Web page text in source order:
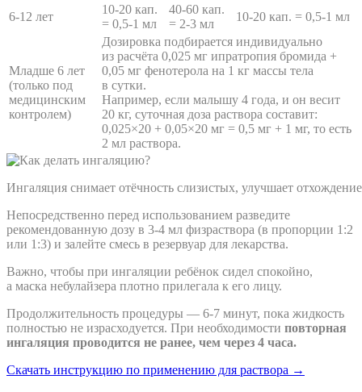
6-12 лет
10-20 кап.
= 0,5-1 мл
40-60 кап.
= 2-3 мл
10-20 кап. = 0,5-1 мл
Младше 6 лет
(только под
медицинским
контролем)
Дозировка подбирается индивидуально
из расчёта 0,025 мг ипратропия бромида +
0,05 мг фенотерола на 1 кг массы тела
в сутки.
Например, если малышу 4 года, и он весит
20 кг, суточная доза раствора составит:
0,025×20 + 0,05×20 мг = 0,5 мг + 1 мг, то есть
2 мл раствора.
Ингаляция снимает отёчность слизистых, улучшает
Непосредственно перед использованием разведите
рекомендованную дозу в 3-4 мл физраствора (в пропорции 1:2
или 1:3) и залейте смесь в резервуар для лекарства.
Важно, чтобы при ингаляции ребёнок сидел спокойно,
а маска небулайзера плотно прилегала к его лицу.
Продолжительность процедуры — 6-7 минут, пока жидкость
полностью не израсходуется. При необходимости повторная
ингаляция проводится не ранее, чем через 4 часа.
Скачать инструкцию по применению для раствора →